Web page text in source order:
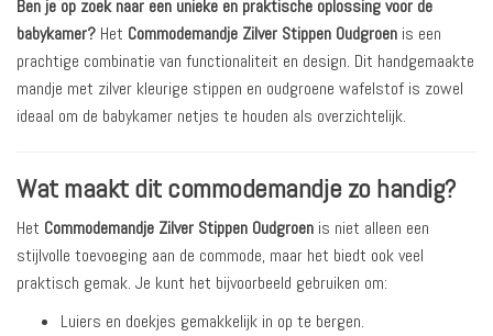
Ben je op zoek naar een unieke en praktische oplossing voor de
babykamer? Het Commodemandje Zilver Stippen Oudgroen is een
prachtige combinatie van functionaliteit en design. Dit handgemaakte
mandje met zilver kleurige stippen en oudgroene wafelstof is zowel
ideaal om de babykamer netjes te houden als overzichtelijk.
Wat maakt dit commodemandje zo handig?
Het Commodemandje Zilver Stippen Oudgroen is niet alleen een
stijlvolle toevoeging aan de commode, maar het biedt ook veel
praktisch gemak. Je kunt het bijvoorbeeld gebruiken om:
Luiers en doekjes gemakkelijk in op te bergen.